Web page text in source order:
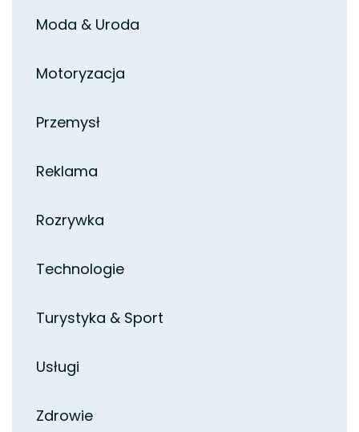
Moda & Uroda
Motoryzacja
Przemysł
Reklama
Rozrywka
Technologie
Turystyka & Sport
Usługi
Zdrowie